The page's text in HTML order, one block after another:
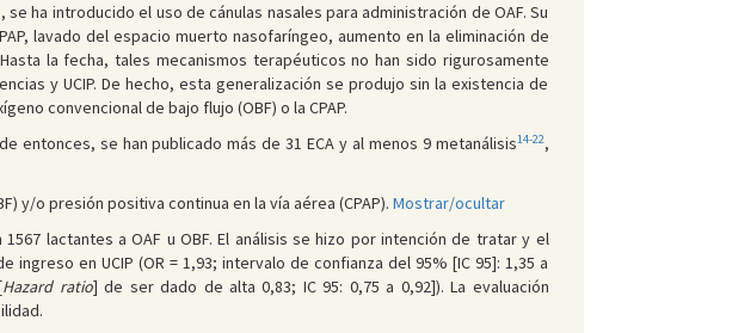
ha introducido el uso de cánulas nasales para administración de OAF. Su
lavado del espacio muerto nasofaríngeo, aumento en la eliminación de
la fecha, tales mecanismos terapéuticos no han sido rigurosamente
y UCIP. De hecho, esta generalización se produjo sin la existencia de
convencional de bajo flujo (OBF) o la CPAP.
entonces, se han publicado más de 31 ECA y al menos 9 metanálisis14-22,
y/o presión positiva continua en la vía aérea (CPAP). Mostrar/ocultar
1567 lactantes a OAF u OBF. El análisis se hizo por intención de tratar y el
en UCIP (OR = 1,93; intervalo de confianza del 95% [IC 95]: 1,35 a
Hazard ratio] de ser dado de alta 0,83; IC 95: 0,75 a 0,92]). La evaluación